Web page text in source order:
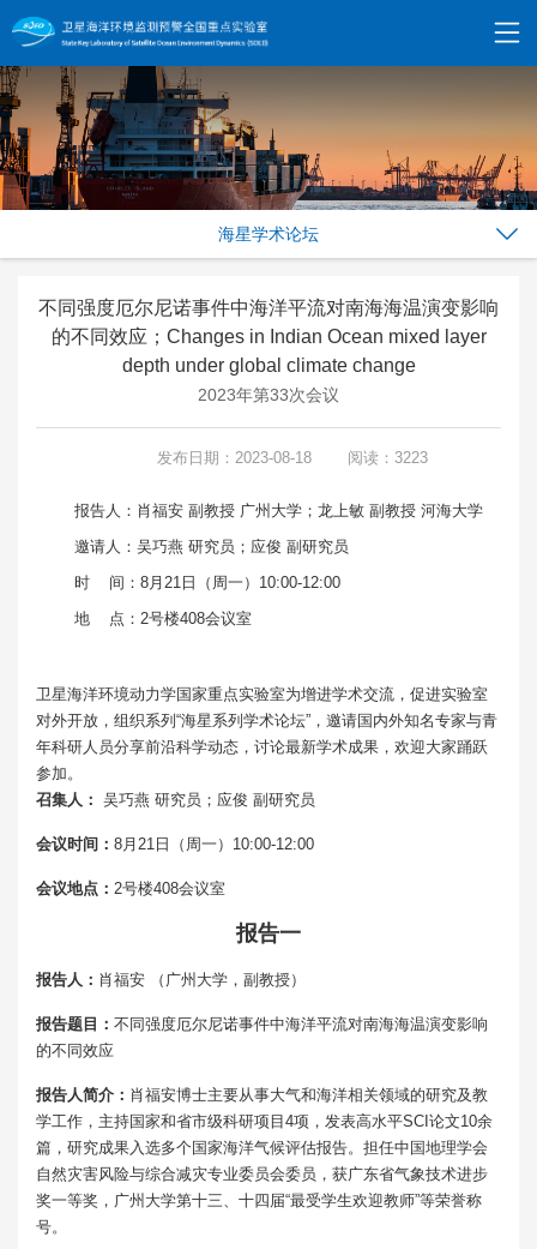
海星学术论坛
不同强度厄尔尼诺事件中海洋平流对南海海温演变影响
的不同效应；Changes in Indian Ocean mixed layer
depth under global climate change
2023年第33次会议
发布日期：2023-08-18 阅读：3223
报告人：肖福安 副教授 广州大学；龙上敏 副教授 河海大学
邀请人：吴巧燕 研究员；应俊 副研究员
时 间：8月21日（周一）10:00-12:00
地 点：2号楼408会议室
卫星海洋环境动力学国家重点实验室为增进学术交流，促进实验室
对外开放，组织系列“海星系列学术论坛”，邀请国内外知名专家与青
年科研人员分享前沿科学动态，讨论最新学术成果，欢迎大家踊跃
参加。
召集人： 吴巧燕 研究员；应俊 副研究员
会议时间： 8月21日（周一）10:00-12:00
会议地点： 2号楼408会议室
报告一
报告人： 肖福安 （广州大学，副教授）
报告题目： 不同强度厄尔尼诺事件中海洋平流对南海海温演变影响
的不同效应
报告人简介： 肖福安博士主要从事大气和海洋相关领域的研究及教
学工作，主持国家和省市级科研项目4项，发表高水平SCI论文10余
篇，研究成果入选多个国家海洋气候评估报告。担任中国地理学会
自然灾害风险与综合减灾专业委员会委员，获广东省气象技术进步
奖一等奖，广州大学第十三、十四届“最受学生欢迎教师”等荣誉称
号。